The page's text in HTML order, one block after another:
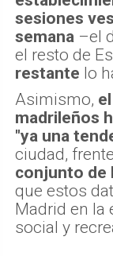
sesiones
semana –el
el resto de
restante lo
Asimismo,
madrileños
"ya una
ciudad,
conjunto de
que estos
Madrid en la
social y